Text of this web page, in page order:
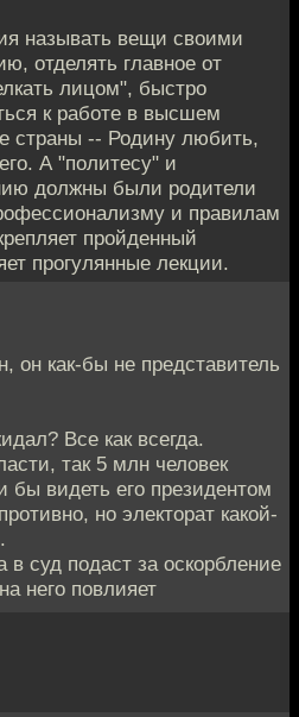
называть вещи своими
отделять главное от
лицом", быстро
к работе в высшем
страны -- Родину любить,
А "политесу" и
должны были родители
и правилам
пройденный
прогулянные лекции.
он как-бы не представитель
Все как всегда.
так 5 млн человек
бы видеть его президентом
но электорат какой-
суд подаст за оскорбление
него повлияет